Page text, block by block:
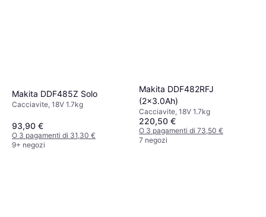
Makita DDF485Z Solo
Cacciavite, 18V 1.7kg
93,90 €
O 3 pagamenti di 31,30 €
9+ negozi
Makita DDF482RFJ
(2x3.0Ah)
Cacciavite, 18V 1.7kg
220,50 €
O 3 pagamenti di 73,50 €
7 negozi